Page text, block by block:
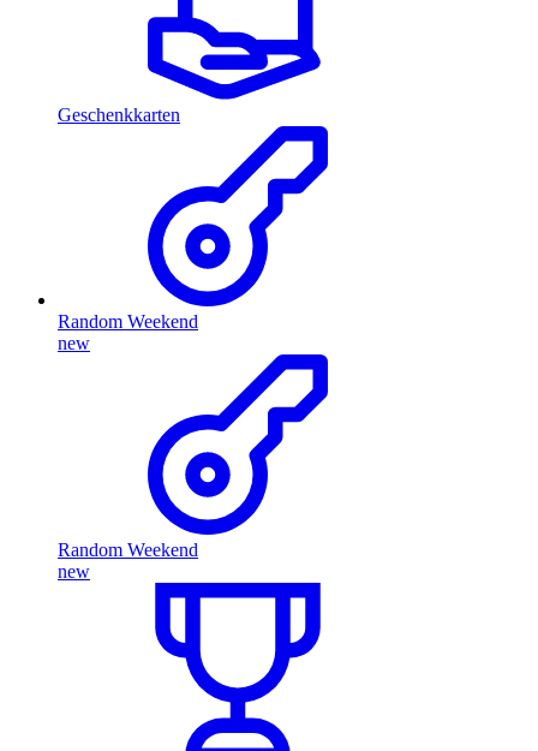
Geschenkkarten
Random Weekend
new
Random Weekend
new